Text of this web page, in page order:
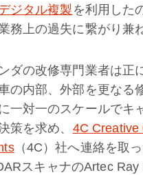
ジタル複製 を利用した
務上の過失に繋がり兼
ダの改修専門業者は正
の内部、外部を更なる
一対一のスケールでキ
策を求め、 4C Creative
（4C）社へ連絡を取っ
スキャナのArtec